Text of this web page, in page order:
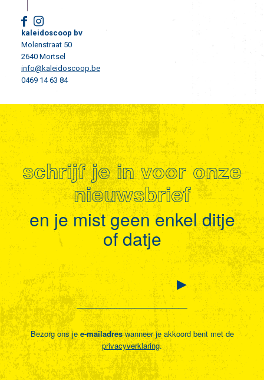
kaleidoscoop bv
Molenstraat 50
2640 Mortsel
info@kaleidoscoop.be
0469 14 63 84
schrijf je in voor onze
nieuwsbrief
en je mist geen enkel ditje
of datje
Bezorg ons je e-mailadreswanneer je akkoord bent met de
privacyverklaring.